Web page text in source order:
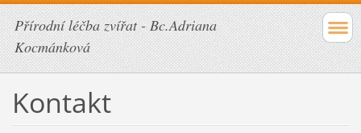
Přírodní léčba zvířat - Bc.Adriana
Kocmánková
Kontakt